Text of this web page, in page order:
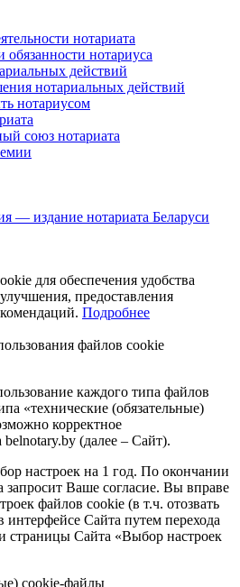
нотариата
нотариуса
действий
нотариальных действий
нотариусом
союз нотариата
— издание нотариата Беларуси
для обеспечения удобства
предоставления
Подробнее
файлов cookie
каждого типа файлов
«технические (обязательные)
корректное
(далее – Сайт).
настроек на 1 год. По окончании
запросит Ваше согласие. Вы вправе
файлов cookie (в т.ч. отозвать
интерфейсе Сайта путем перехода
страницы Сайта «Выбор настроек
cookie-файлы